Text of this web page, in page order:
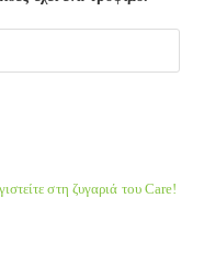
στη ζυγαριά του Care!